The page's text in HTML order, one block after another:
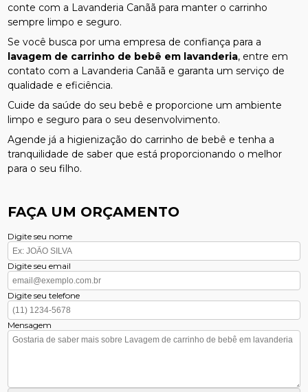
conte com a Lavanderia Canãã para manter o carrinho
sempre limpo e seguro.
Se você busca por uma empresa de confiança para a
lavagem de carrinho de bebê em lavanderia, entre em
contato com a Lavanderia Canãã e garanta um serviço de
qualidade e eficiência.
Cuide da saúde do seu bebê e proporcione um ambiente
limpo e seguro para o seu desenvolvimento.
Agende já a higienização do carrinho de bebê e tenha a
tranquilidade de saber que está proporcionando o melhor
para o seu filho.
FAÇA UM ORÇAMENTO
Digite seu nome
Digite seu email
Digite seu telefone
Mensagem